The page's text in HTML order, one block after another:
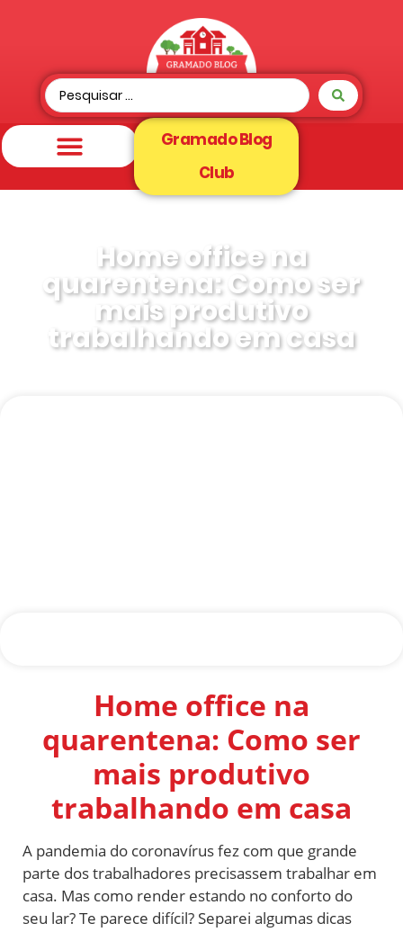
Gramado Blog
Club
Home office na
quarentena: Como ser
mais produtivo
trabalhando em casa
Home office na
quarentena: Como ser
mais produtivo
trabalhando em casa
A pandemia do coronavírus fez com que grande
parte dos trabalhadores precisassem trabalhar em
casa. Mas como render estando no conforto do
seu lar? Te parece difícil? Separei algumas dicas